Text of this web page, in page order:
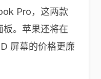
Pro，这两款
板。苹果还将在
屏幕的价格更廉